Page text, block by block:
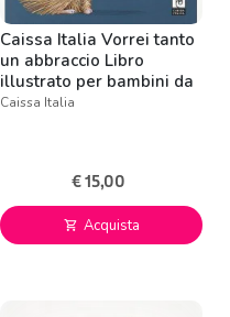
Caissa Italia Vorrei tanto
un abbraccio Libro
illustrato per bambini da
2 anni
Caissa Italia
€ 15,00
shopping_cart Acquista